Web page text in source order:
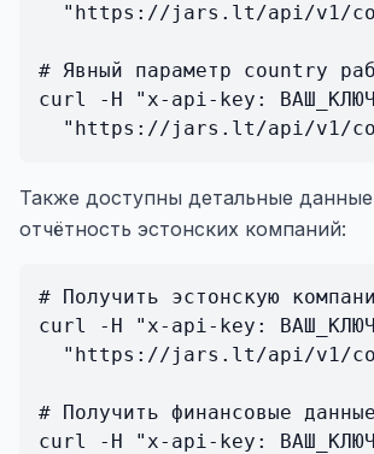
"https://jars.lt/api/v1/
# Явный параметр country
curl -H "x-api-key:
Также доступны детальные
отчётность эстонских компаний:
# Получить эстонскую
curl -H "x-api-key:
"https://jars.lt/api/v1/
# Получить финансовые
curl -H "x-api-key: